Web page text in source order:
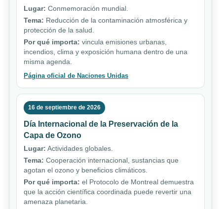
Lugar: Conmemoración mundial.
Tema: Reducción de la contaminación atmosférica y
protección de la salud.
Por qué importa: vincula emisiones urbanas,
incendios, clima y exposición humana dentro de una
misma agenda.
Página oficial de Naciones Unidas
16 de septiembre de 2026
Día Internacional de la Preservación de la
Capa de Ozono
Lugar: Actividades globales.
Tema: Cooperación internacional, sustancias que
agotan el ozono y beneficios climáticos.
Por qué importa: el Protocolo de Montreal demuestra
que la acción científica coordinada puede revertir una
amenaza planetaria.